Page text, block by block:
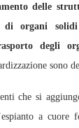
delle
di organi solidi
degli
sono
che si
a cuore